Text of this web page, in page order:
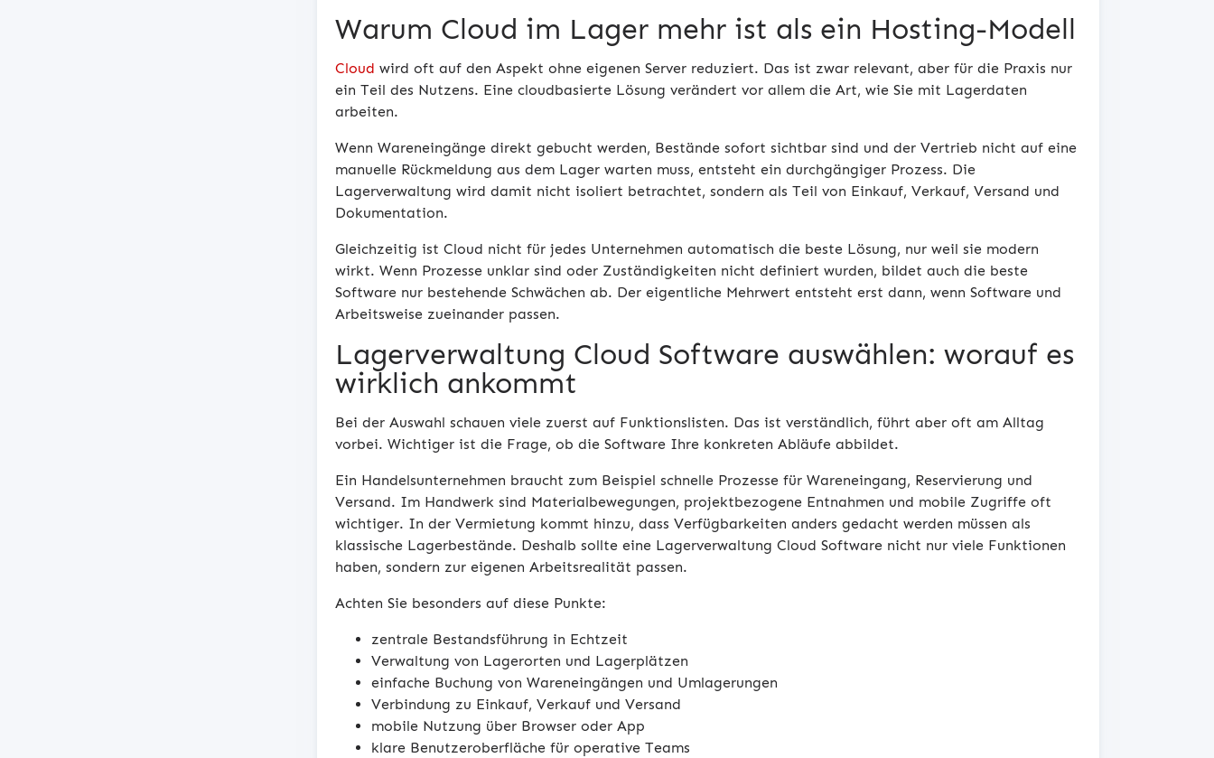
Warum Cloud im Lager mehr ist als ein Hosting-Modell
Cloud wird oft auf den Aspekt ohne eigenen Server reduziert. Das ist zwar relevant, aber für die Praxis nur
ein Teil des Nutzens. Eine cloudbasierte Lösung verändert vor allem die Art, wie Sie mit Lagerdaten
arbeiten.
Wenn Wareneingänge direkt gebucht werden, Bestände sofort sichtbar sind und der Vertrieb nicht auf eine
manuelle Rückmeldung aus dem Lager warten muss, entsteht ein durchgängiger Prozess. Die
Lagerverwaltung wird damit nicht isoliert betrachtet, sondern als Teil von Einkauf, Verkauf, Versand und
Dokumentation.
Gleichzeitig ist Cloud nicht für jedes Unternehmen automatisch die beste Lösung, nur weil sie modern
wirkt. Wenn Prozesse unklar sind oder Zuständigkeiten nicht definiert wurden, bildet auch die beste
Software nur bestehende Schwächen ab. Der eigentliche Mehrwert entsteht erst dann, wenn Software und
Arbeitsweise zueinander passen.
Lagerverwaltung Cloud Software auswählen: worauf es
wirklich ankommt
Bei der Auswahl schauen viele zuerst auf Funktionslisten. Das ist verständlich, führt aber oft am Alltag
vorbei. Wichtiger ist die Frage, ob die Software Ihre konkreten Abläufe abbildet.
Ein Handelsunternehmen braucht zum Beispiel schnelle Prozesse für Wareneingang, Reservierung und
Versand. Im Handwerk sind Materialbewegungen, projektbezogene Entnahmen und mobile Zugriffe oft
wichtiger. In der Vermietung kommt hinzu, dass Verfügbarkeiten anders gedacht werden müssen als
klassische Lagerbestände. Deshalb sollte eine Lagerverwaltung Cloud Software nicht nur viele Funktionen
haben, sondern zur eigenen Arbeitsrealität passen.
Achten Sie besonders auf diese Punkte:
zentrale Bestandsführung in Echtzeit
Verwaltung von Lagerorten und Lagerplätzen
einfache Buchung von Wareneingängen und Umlagerungen
Verbindung zu Einkauf, Verkauf und Versand
mobile Nutzung über Browser oder App
klare Benutzeroberfläche für operative Teams